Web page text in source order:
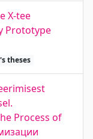
X-tee
Prototype
theses
Process of